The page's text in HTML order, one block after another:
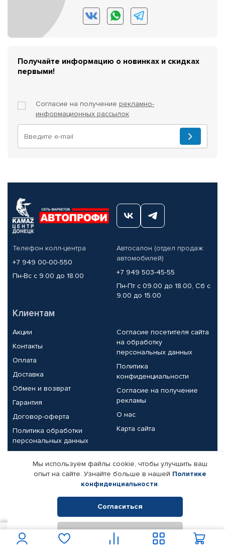
Получайте информацию о новинках и скидках
первыми!
Согласие на получение рекламно-
информационных рассылок
Телефон колл-центра
+7 949 00-00-550
Пн-Вс с 9.00 до 18.00
Автосалон (отдел продаж
автомобилей)
+7 949 503-45-55
Пн-Пт с 09.00 до 18.00, Сб с
9.00 до 15.00
Клиентам
Акции
Контакты
Оплата
Доставка
Обмен и возврат
Гарантия
Договор-оферта
Политика обработки
персональных данных
Согласие посетителя сайта
на обработку
персональных данных
Политика
конфиденциальности
Согласие на получение
рекламы
О нас
Карта сайта
Партнерам
Корпоративным клиентам
Поставщикам
Реквизиты компании
© КАМАЗ ЦЕНТР ДОНЕЦК, 2015-2026. Все права защищены.
Интернет-магазин автомобильных товаров Автопрофи.
Мы используем файлы cookie, чтобы улучшить ваш
опыт на сайте. Узнайте больше в нашей Политике
конфиденциальности.
Согласиться
Отклонить
В корзину